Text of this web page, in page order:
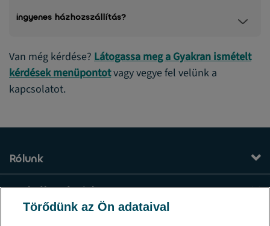
ingyenes házhozszállítás?
Van még kérdése? Látogassa meg a Gyakran ismételt
kérdések menüpontotvagy vegye fel velünk a
kapcsolatot.
Rólunk
Szolgáltatásaink
Törődünk az Ön adataival